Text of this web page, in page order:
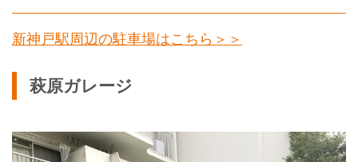
新神戸駅周辺の駐車場はこちら＞＞
萩原ガレージ